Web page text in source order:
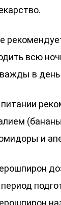
всю
в день
и